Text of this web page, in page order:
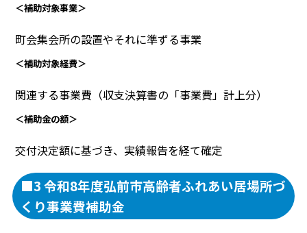
＜補助対象事業＞
町会集会所の設置やそれに準ずる事業
＜補助対象経費＞
関連する事業費（収支決算書の「事業費」計上分）
＜補助金の額＞
交付決定額に基づき、実績報告を経て確定
■3 令和8年度弘前市高齢者ふれあい居場所づ
くり事業費補助金